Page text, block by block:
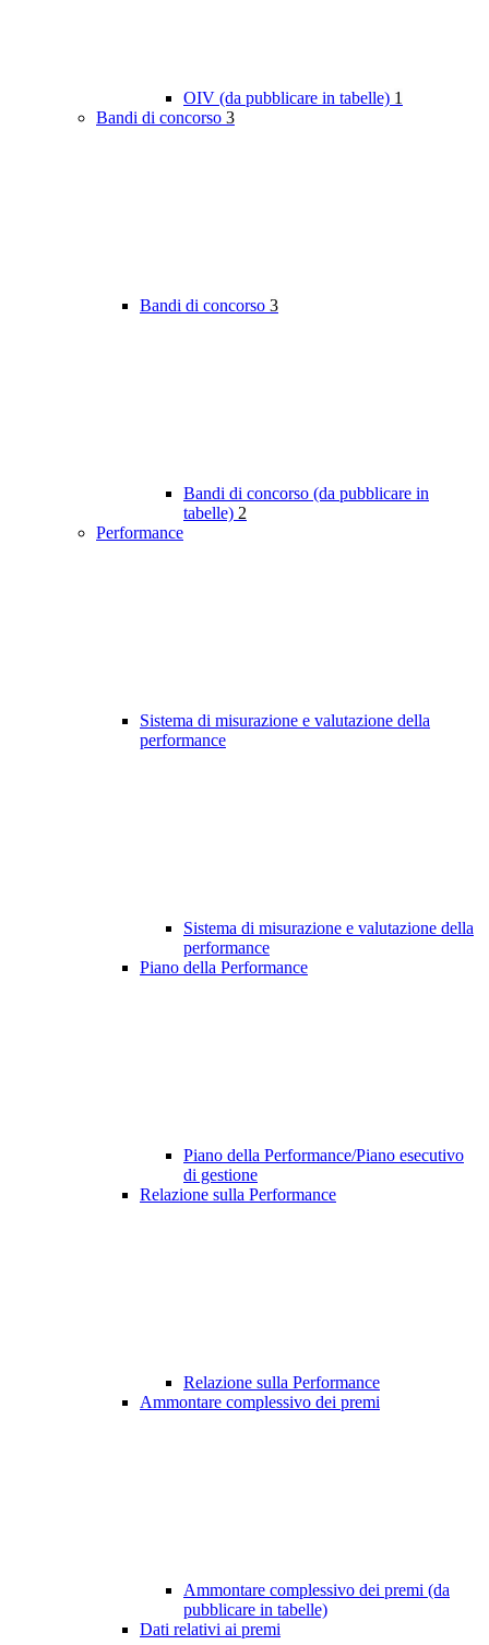
OIV (da pubblicare in tabelle) 1
Bandi di concorso 3
Bandi di concorso 3
Bandi di concorso (da pubblicare in
tabelle) 2
Performance
Sistema di misurazione e valutazione della
performance
Sistema di misurazione e valutazione della
performance
Piano della Performance
Piano della Performance/Piano esecutivo
di gestione
Relazione sulla Performance
Relazione sulla Performance
Ammontare complessivo dei premi
Ammontare complessivo dei premi (da
pubblicare in tabelle)
Dati relativi ai premi